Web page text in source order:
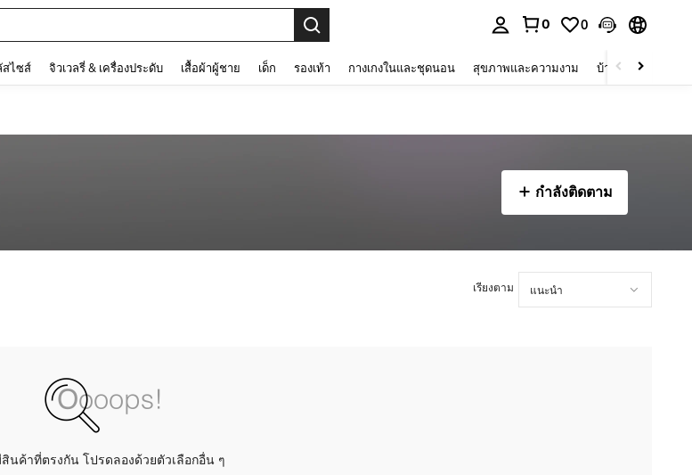
0 0
ไซส์ จิวเวลรี่ & เครื่องประดับ เสื้อผ้าผู้ชาย เด็ก รองเท้า กางเกงในและชุดนอน สุขภาพและความงาม บ้านและที่อยู่อาศัย
กำลังติดตาม
เรียงตาม
นค้าที่ตรงกัน โปรดลองด้วยตัวเลือกอื่น ๆ